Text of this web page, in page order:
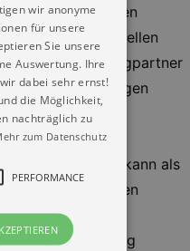
Sachverhalten
zur konventionellen
seine Dialogpartner
eigenständigen
Cafés kann als
Tradition gesehen
so viele
Durchführung
wir anonyme
für unsere
Sie unsere
Auswertung. Ihre
dabei sehr ernst!
die Möglichkeit,
nachträglich zu
zum Datenschutz
PERFORMANCE